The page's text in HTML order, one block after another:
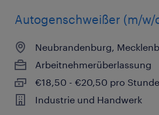
Autogenschweißer (m/w/
Neubrandenburg,
Arbeitnehmerüberlassung
€18,50 - €20,50 pro Stunde
Industrie und Handwerk